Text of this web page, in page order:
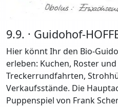
9.9. · Guidohof-
Hier könnt Ihr den Bio-
erleben: Kuchen, Roster
Treckerrundfahrten,
Verkaufsstände. Die
Puppenspiel von Frank